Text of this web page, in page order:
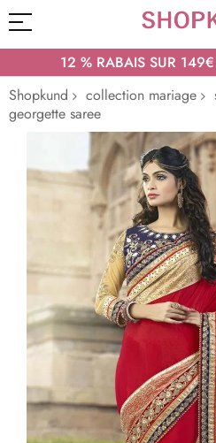
12 % RABAIS SUR
Shopkund
collection mariage
georgette saree
la
fin